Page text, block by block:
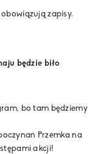
zapisy.
będzie biło
bo tam będziemy
Przemka na
akcji!